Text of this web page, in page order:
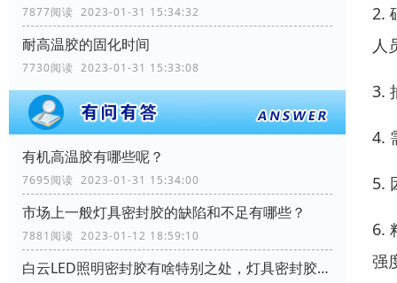
7877阅读 2023-01-31 15:34:32
耐高温胶的固化时间
7730阅读 2023-01-31 15:33:08
有机高温胶有哪些呢？
7695阅读 2023-01-31 15:34:00
市场上一般灯具密封胶的缺陷和不足有哪些？
7881阅读 2023-01-12 18:59:10
白云LED照明密封胶有啥特别之处，灯具密封胶需要哪些性能？
2.
人
3.
4.
5.
6.
强